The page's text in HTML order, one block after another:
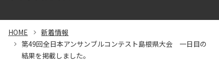
HOME
新着情報
第49回全日本アンサンブルコンテスト島根県大会 一日目の
結果を掲載しました。